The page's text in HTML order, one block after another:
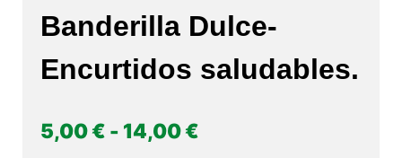
Banderilla Dulce-
Encurtidos saludables.
5,00€ - 14,00€